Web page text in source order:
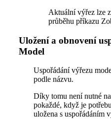
Aktuální výřez lze
průběhu příkazu
Uložení a obnovení
Model
Uspořádání výřezu
podle názvu.
Díky tomu není nutné
pokaždé, když je
uložena s uspořádáním